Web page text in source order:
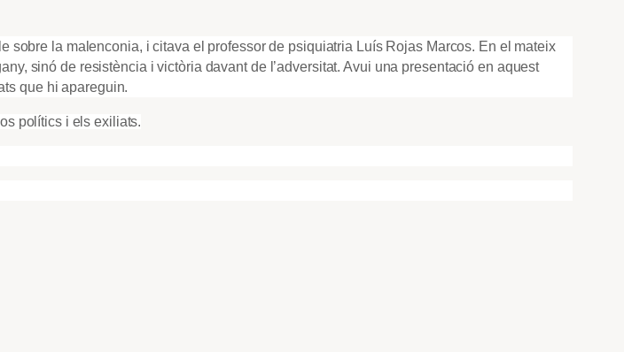
sobre la malenconia, i citava el professor de psiquiatria Luís Rojas Marcos. En el mateix
sinó de resistència i victòria davant de l’adversitat. Avui una presentació en aquest
que hi apareguin.
polítics i els exiliats.